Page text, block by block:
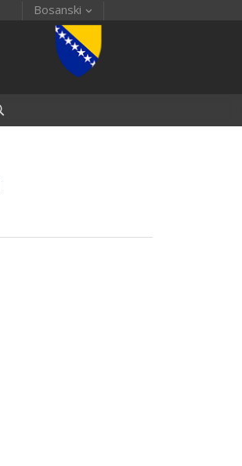
Bosanski